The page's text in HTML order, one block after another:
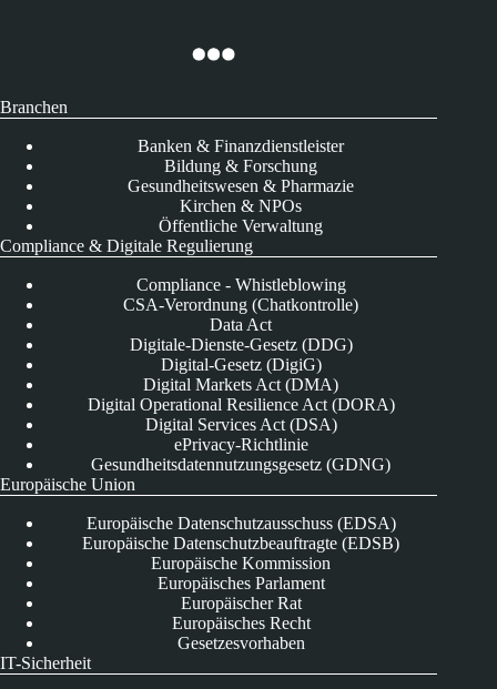
Branchen
Banken & Finanzdienstleister
Bildung & Forschung
Gesundheitswesen & Pharmazie
Kirchen & NPOs
Öffentliche Verwaltung
Compliance & Digitale Regulierung
Compliance - Whistleblowing
CSA-Verordnung (Chatkontrolle)
Data Act
Digitale-Dienste-Gesetz (DDG)
Digital-Gesetz (DigiG)
Digital Markets Act (DMA)
Digital Operational Resilience Act (DORA)
Digital Services Act (DSA)
ePrivacy-Richtlinie
Gesundheitsdatennutzungsgesetz (GDNG)
Europäische Union
Europäische Datenschutzausschuss (EDSA)
Europäische Datenschutzbeauftragte (EDSB)
Europäische Kommission
Europäisches Parlament
Europäischer Rat
Europäisches Recht
Gesetzesvorhaben
IT-Sicherheit